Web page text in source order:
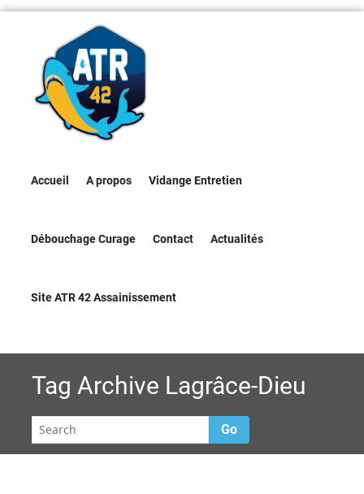
Accueil A propos Vidange Entretien
Débouchage Curage Contact Actualités
Site ATR 42 Assainissement
Tag Archive Lagrâce-Dieu
Go